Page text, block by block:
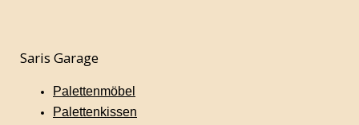
Saris Garage
Palettenmöbel
Palettenkissen